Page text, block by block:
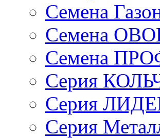
Семена
Семена
Семена
Серия
Серия
Серия